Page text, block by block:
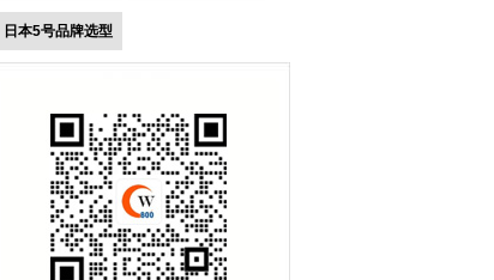
日本5号品牌选型